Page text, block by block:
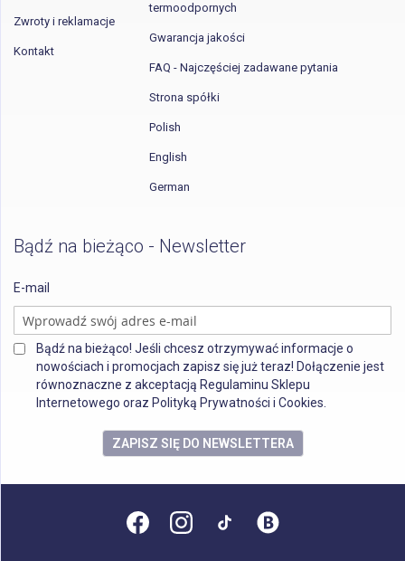
Zwroty i reklamacje
Kontakt
termoodpornych
Gwarancja jakości
FAQ - Najczęściej zadawane pytania
Strona spółki
Polish
English
German
Bądź na bieżąco - Newsletter
E-mail
Bądź na bieżąco! Jeśli chcesz otrzymywać informacje o
nowościach i promocjach zapisz się już teraz! Dołączenie jest
równoznaczne z akceptacją Regulaminu Sklepu
Internetowego oraz Polityką Prywatności i Cookies.
ZAPISZ SIĘ DO NEWSLETTERA